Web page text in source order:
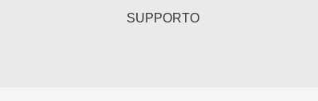
SUPPORTO